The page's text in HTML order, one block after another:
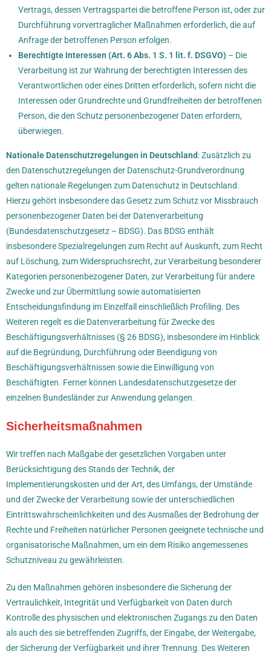
Vertrags, dessen Vertragspartei die betroffene Person ist, oder zur
Durchführung vorvertraglicher Maßnahmen erforderlich, die auf
Anfrage der betroffenen Person erfolgen.
Berechtigte Interessen (Art. 6 Abs. 1 S. 1 lit. f. DSGVO) – Die
Verarbeitung ist zur Wahrung der berechtigten Interessen des
Verantwortlichen oder eines Dritten erforderlich, sofern nicht die
Interessen oder Grundrechte und Grundfreiheiten der betroffenen
Person, die den Schutz personenbezogener Daten erfordern,
überwiegen.
Nationale Datenschutzregelungen in Deutschland: Zusätzlich zu
den Datenschutzregelungen der Datenschutz-Grundverordnung
gelten nationale Regelungen zum Datenschutz in Deutschland.
Hierzu gehört insbesondere das Gesetz zum Schutz vor Missbrauch
personenbezogener Daten bei der Datenverarbeitung
(Bundesdatenschutzgesetz – BDSG). Das BDSG enthält
insbesondere Spezialregelungen zum Recht auf Auskunft, zum Recht
auf Löschung, zum Widerspruchsrecht, zur Verarbeitung besonderer
Kategorien personenbezogener Daten, zur Verarbeitung für andere
Zwecke und zur Übermittlung sowie automatisierten
Entscheidungsfindung im Einzelfall einschließlich Profiling. Des
Weiteren regelt es die Datenverarbeitung für Zwecke des
Beschäftigungsverhältnisses (§ 26 BDSG), insbesondere im Hinblick
auf die Begründung, Durchführung oder Beendigung von
Beschäftigungsverhältnissen sowie die Einwilligung von
Beschäftigten. Ferner können Landesdatenschutzgesetze der
einzelnen Bundesländer zur Anwendung gelangen.
Sicherheitsmaßnahmen
Wir treffen nach Maßgabe der gesetzlichen Vorgaben unter
Berücksichtigung des Stands der Technik, der
Implementierungskosten und der Art, des Umfangs, der Umstände
und der Zwecke der Verarbeitung sowie der unterschiedlichen
Eintrittswahrscheinlichkeiten und des Ausmaßes der Bedrohung der
Rechte und Freiheiten natürlicher Personen geeignete technische und
organisatorische Maßnahmen, um ein dem Risiko angemessenes
Schutzniveau zu gewährleisten.
Zu den Maßnahmen gehören insbesondere die Sicherung der
Vertraulichkeit, Integrität und Verfügbarkeit von Daten durch
Kontrolle des physischen und elektronischen Zugangs zu den Daten
als auch des sie betreffenden Zugriffs, der Eingabe, der Weitergabe,
der Sicherung der Verfügbarkeit und ihrer Trennung. Des Weiteren